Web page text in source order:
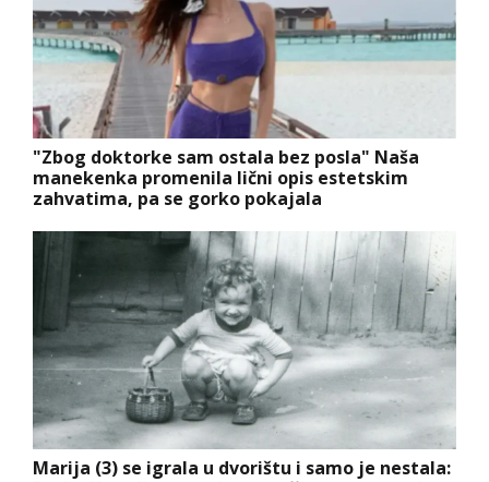
"Zbog doktorke sam ostala bez posla" Naša
manekenka promenila lični opis estetskim
zahvatima, pa se gorko pokajala
Marija (3) se igrala u dvorištu i samo je nestala: